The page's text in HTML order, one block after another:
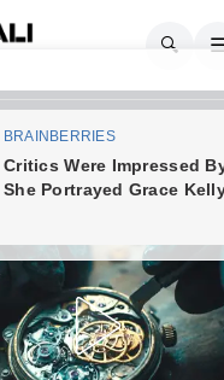
🔍 ☰
pasi dyshohet se i ka